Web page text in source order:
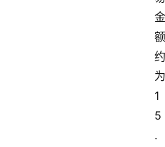
金
额
约
为
1
5
.